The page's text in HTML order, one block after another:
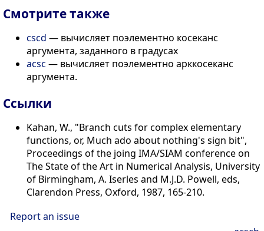
Смотрите также
cscd — вычисляет поэлементно косеканс
аргумента, заданного в градусах
acsc — вычисляет поэлементно арккосеканс
аргумента.
Сcылки
Kahan, W., "Branch cuts for complex elementary
functions, or, Much ado about nothing's sign bit",
Proceedings of the joing IMA/SIAM conference on
The State of the Art in Numerical Analysis, University
of Birmingham, A. Iserles and M.J.D. Powell, eds,
Clarendon Press, Oxford, 1987, 165-210.
Report an issue